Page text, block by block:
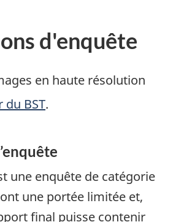
d'enquête
en haute résolution
du BST.
une enquête de catégorie
une portée limitée et,
final puisse contenir